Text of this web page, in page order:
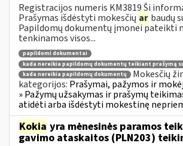
Registracijos numeris KM3819 Ši
Prašymas išdėstyti mokesčių ar baudų
Papildomų dokumentų įmonei pateikti
tenkinamos visos...
papildomi dokumentai
kada nereikia papildomų dokumentų teikiant prašymą
kada nereikia papildomų dokumentų
Mokesčių
kategorijos: Prašymai, pažymos ir
» Pažymų užsakymas ir prašymų
atidėti arba išdėstyti mokestinę
Kokia yra mėnesinės paramos
gavimo ataskaitos (PLN203)